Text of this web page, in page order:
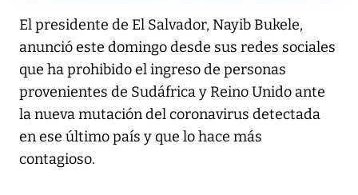
El presidente de El Salvador, Nayib Bukele,
anunció este domingo desde sus redes sociales
que ha prohibido el ingreso de personas
provenientes de Sudáfrica y Reino Unido ante
la nueva mutación del coronavirus detectada
en ese último país y que lo hace más
contagioso.